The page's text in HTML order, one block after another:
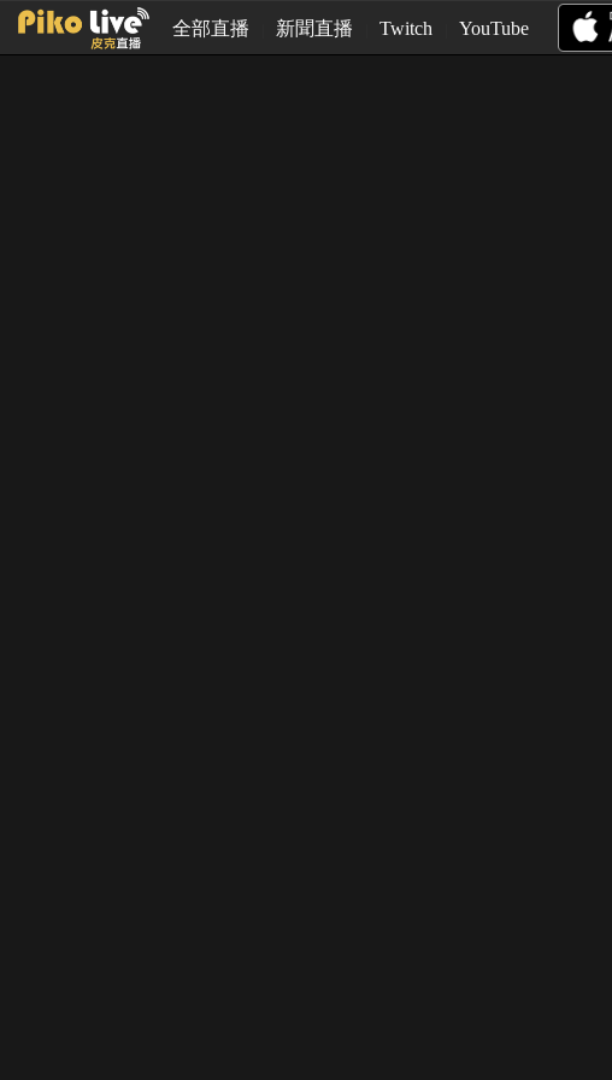
全部直播 新聞直播 Twitch YouTube